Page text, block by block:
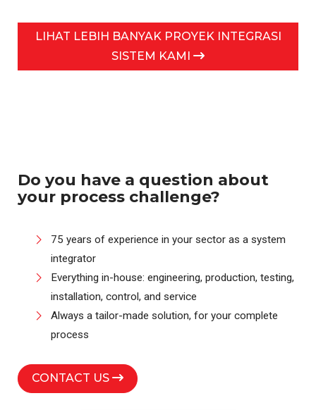
LIHAT LEBIH BANYAK PROYEK INTEGRASI
SISTEM KAMI
Do you have a question about
your process challenge?
75 years of experience in your sector as a system
integrator
Everything in-house: engineering, production, testing,
installation, control, and service
Always a tailor-made solution, for your complete
process
CONTACT US